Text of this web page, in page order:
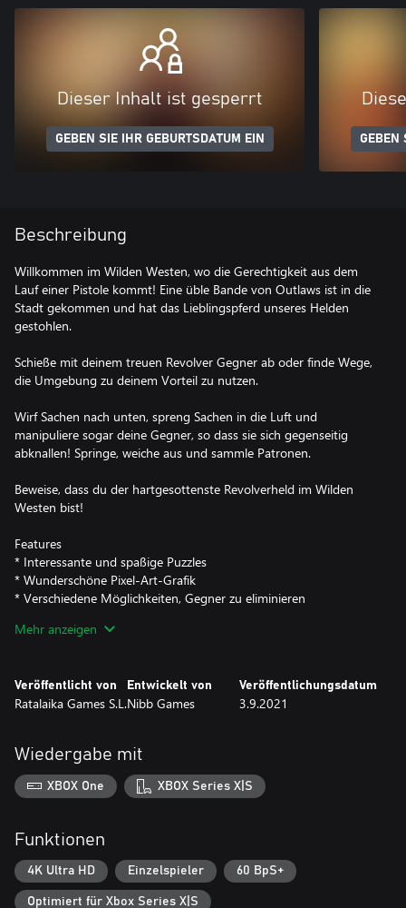
Dieser Inhalt ist gesperrt
GEBEN SIE IHR GEBURTSDATUM EIN GEBEN
Beschreibung
Willkommen im Wilden Westen, wo die Gerechtigkeit aus dem
Lauf einer Pistole kommt! Eine üble Bande von Outlaws ist in die
Stadt gekommen und hat das Lieblingspferd unseres Helden
gestohlen.
Schieße mit deinem treuen Revolver Gegner ab oder finde Wege,
die Umgebung zu deinem Vorteil zu nutzen.
Wirf Sachen nach unten, spreng Sachen in die Luft und
manipuliere sogar deine Gegner, so dass sie sich gegenseitig
abknallen! Springe, weiche aus und sammle Patronen.
Beweise, dass du der hartgesottenste Revolverheld im Wilden
Westen bist!
Features
* Interessante und spaßige Puzzles
* Wunderschöne Pixel-Art-Grafik
* Verschiedene Möglichkeiten, Gegner zu eliminieren
* Speedrun-Modus mit Stoppuhr
Mehr anzeigen
Veröffentlicht von
Ratalaika Games S.L.
Entwickelt von
Nibb Games
Veröffentlichungsdatum
3.9.2021
Wiedergabe mit
XBOX One XBOX Series X|S
Funktionen
4K Ultra HD Einzelspieler 60 BpS+
Optimiert für Xbox Series X|S